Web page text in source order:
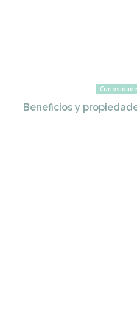
Beneficios y